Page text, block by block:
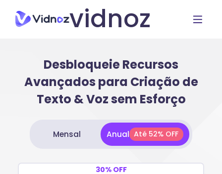
vidnoz
Desbloqueie Recursos
Avançados para Criação de
Texto & Voz sem Esforço
Mensal Anual Até 52% OFF
30% OFF